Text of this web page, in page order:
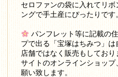
セロファンの袋に入れてリ
ングで手土産にぴったりです
パンフレット等に記載の
プで出る「宝塚はちみつ」
店舗ではなく販売もしてお
サイトのオンラインショッ
願い致します。